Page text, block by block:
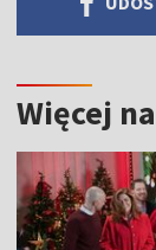
Więcej